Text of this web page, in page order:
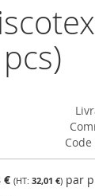
€ 32,01 € par